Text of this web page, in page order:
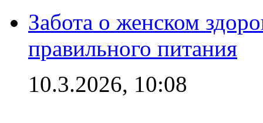
Забота о женском
правильного питания
10.3.2026, 10:08